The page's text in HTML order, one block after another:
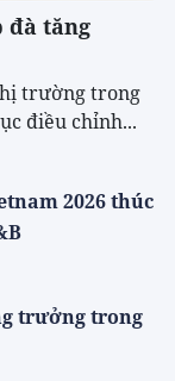
đà tăng
trường trong
điều chỉnh...
2026 thúc
trưởng trong